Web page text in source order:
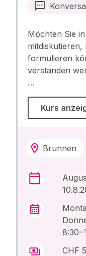
Möchten Sie
mitdiskutieren,
formulieren
verstanden
…
Kurs
Brunnen
8:30
CHF